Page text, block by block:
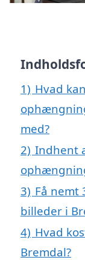
1) Hvad
med?
2) Indhent
3) Få
billeder i
4) Hvad
Bremdal?